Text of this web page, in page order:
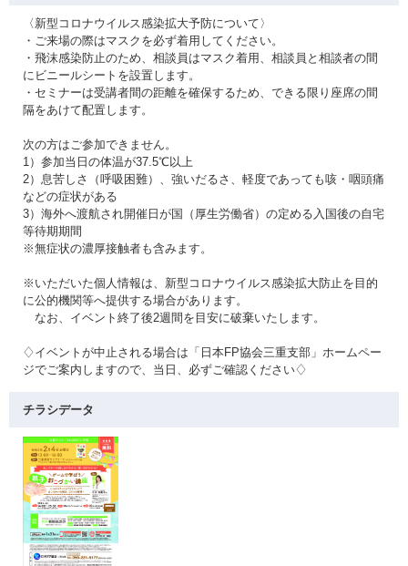
〈新型コロナウイルス感染拡大予防について〉
・ご来場の際はマスクを必ず着用してください。
・飛沫感染防止のため、相談員はマスク着用、相談員と相談者の間
にビニールシートを設置します。
・セミナーは受講者間の距離を確保するため、できる限り座席の間
隔をあけて配置します。
次の方はご参加できません。
1）参加当日の体温が37.5℃以上
2）息苦しさ（呼吸困難）、強いだるさ、軽度であっても咳・咽頭痛
などの症状がある
3）海外へ渡航され開催日が国（厚生労働省）の定める入国後の自宅
等待期期間
※無症状の濃厚接触者も含みます。
※いただいた個人情報は、新型コロナウイルス感染拡大防止を目的
に公的機関等へ提供する場合があります。
なお、イベント終了後2週間を目安に破棄いたします。
♢イベントが中止される場合は「日本FP協会三重支部」ホームペー
ジでご案内しますので、当日、必ずご確認ください♢
チラシデータ